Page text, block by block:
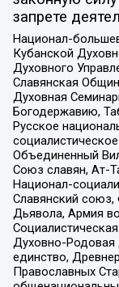
запрете
Национал-
Кубанской
Духовного
Славянская
Духовная
Богодержавию,
Русское
Объединенный
Союз славян, Ат-
Национал-
Славянский
Дьявола, Армия
Духовно-Родовая
единство,
Православных